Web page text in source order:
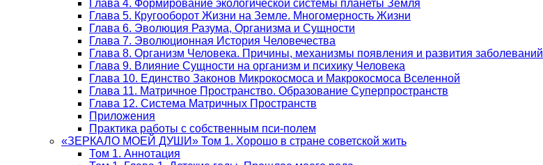
Глава 4. Формирование экологической системы планеты Земля
Глава 5. Кругооборот Жизни на Земле. Многомерность Жизни
Глава 6. Эволюция Разума, Организма и Сущности
Глава 7. Эволюционная История Человечества
Глава 8. Организм Человека. Причины, механизмы появления и развития заболеваний
Глава 9. Влияние Сущности на организм и психику Человека
Глава 10. Единство Законов Микрокосмоса и Макрокосмоса Вселенной
Глава 11. Матричное Пространство. Образование Суперпространств
Глава 12. Система Матричных Пространств
Приложения
Практика работы с собственным пси-полем
«ЗЕРКАЛО МОЕЙ ДУШИ» Том 1. Хорошо в стране советской жить
Том 1. Аннотация